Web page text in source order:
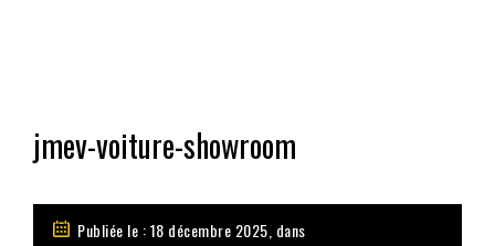
jmev-voiture-showroom
Publiée le : 18 décembre 2025, dans